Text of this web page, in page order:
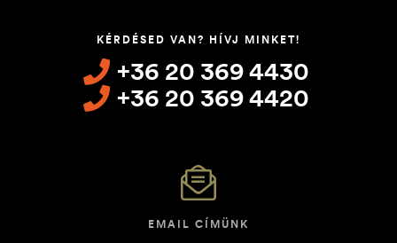
KÉRDÉSED VAN? HÍVJ MINKET!
+36 20 369 4430
+36 20 369 4420
EMAIL CÍMÜNK